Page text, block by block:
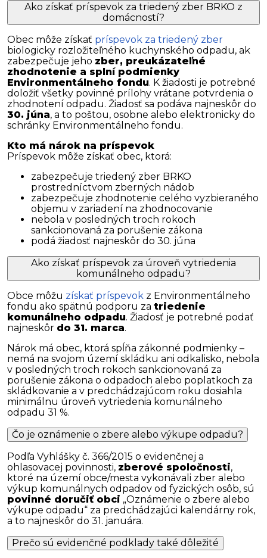
Ako získať príspevok za triedený zber BRKO z
domácností?
Obec môže získať príspevok za triedený zber
biologicky rozložiteľného kuchynského odpadu, ak
zabezpečuje jeho zber, preukázateľné
zhodnotenie a splní podmienky
Environmentálneho fondu. K žiadosti je potrebné
doložiť všetky povinné prílohy vrátane potvrdenia o
zhodnotení odpadu. Žiadosť sa podáva najneskôr do
30. júna, a to poštou, osobne alebo elektronicky do
schránky Environmentálneho fondu.
Kto má nárok na príspevok
Príspevok môže získať obec, ktorá:
zabezpečuje triedený zber BRKO
prostredníctvom zberných nádob
zabezpečuje zhodnotenie celého vyzbieraného
objemu v zariadení na zhodnocovanie
nebola v posledných troch rokoch
sankcionovaná za porušenie zákona
podá žiadosť najneskôr do 30. júna
Ako získať príspevok za úroveň vytriedenia
komunálneho odpadu?
Obce môžu získať príspevok z Environmentálneho
fondu ako spätnú podporu za triedenie
komunálneho odpadu. Žiadosť je potrebné podať
najneskôr do 31. marca.
Nárok má obec, ktorá spĺňa zákonné podmienky –
nemá na svojom území skládku ani odkalisko, nebola
v posledných troch rokoch sankcionovaná za
porušenie zákona o odpadoch alebo poplatkoch za
skládkovanie a v predchádzajúcom roku dosiahla
minimálnu úroveň vytriedenia komunálneho
odpadu 31 %.
Čo je oznámenie o zbere alebo výkupe odpadu?
Podľa Vyhlášky č. 366/2015 o evidenčnej a
ohlasovacej povinnosti, zberové spoločnosti,
ktoré na území obce/mesta vykonávali zber alebo
výkup komunálnych odpadov od fyzických osôb, sú
povinné doručiť obci „Oznámenie o zbere alebo
výkupe odpadu“ za predchádzajúci kalendárny rok,
a to najneskôr do 31. januára.
Prečo sú evidenčné podklady také dôležité